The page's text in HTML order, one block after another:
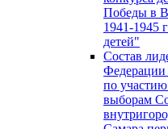
Победы в
1941-1945
детей"
Состав
Федерации
по
выборам